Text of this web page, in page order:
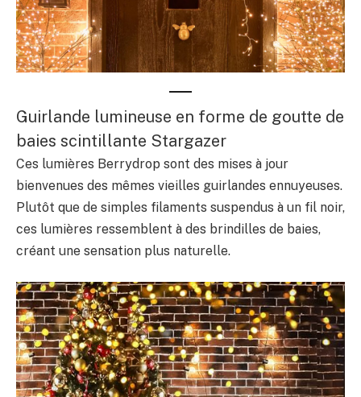
Guirlande lumineuse en forme de goutte de
baies scintillante Stargazer
Ces lumières Berrydrop sont des mises à jour
bienvenues des mêmes vieilles guirlandes ennuyeuses.
Plutôt que de simples filaments suspendus à un fil noir,
ces lumières ressemblent à des brindilles de baies,
créant une sensation plus naturelle.